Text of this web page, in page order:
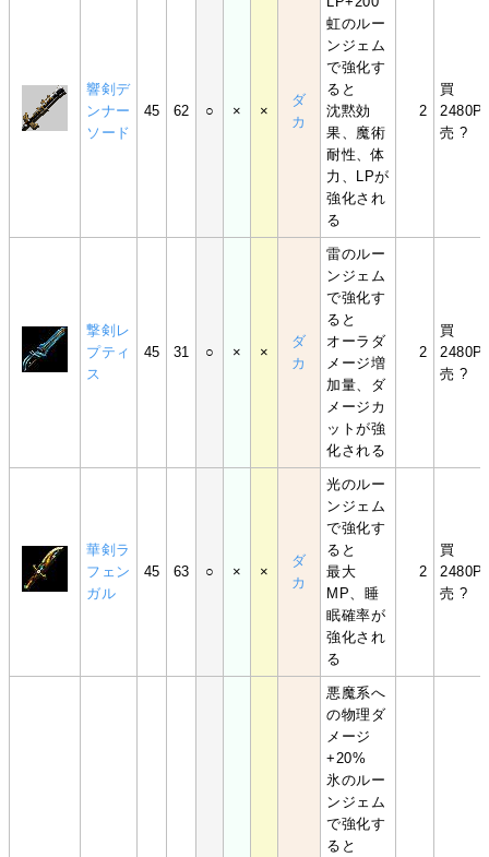
響剣デ
ンナー
ソード
45 62 ○ × ×
ダ
カ
虹のルー
ンジェム
で強化す
ると
沈黙効
果、魔術
耐性、体
力、LPが
強化され
る
2
買
売 ?
撃剣レ
プティ
ス
45 31 ○ × ×
ダ
カ
雷のルー
ンジェム
で強化す
ると
オーラダ
メージ増
加量、ダ
メージカ
ットが強
化される
2
買
売 ?
華剣ラ
フェン
ガル
45 63 ○ × ×
ダ
カ
光のルー
ンジェム
で強化す
ると
最大
MP、睡
眠確率が
強化され
る
2
買
売 ?
悪魔系へ
の物理ダ
メージ
+20%
氷のルー
ンジェム
で強化す
ると